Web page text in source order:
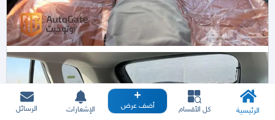
الرئيسية كل الأقسام أضف عرض الإشعارات الرسائل